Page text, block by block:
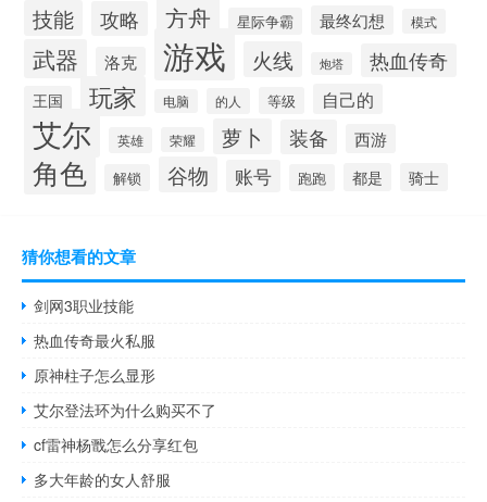
技能 攻略 方舟 星际争霸 最终幻想 模式
武器 洛克 游戏 火线 炮塔 热血传奇
王国 玩家 电脑 的人 等级 自己的
艾尔 英雄 荣耀 萝卜 装备 西游
角色 解锁 谷物 账号 跑跑 都是 骑士
猜你想看的文章
剑网3职业技能
热血传奇最火私服
原神柱子怎么显形
艾尔登法环为什么购买不了
cf雷神杨戬怎么分享红包
多大年龄的女人舒服